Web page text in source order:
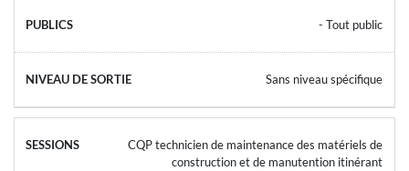
- Tout public
Sans niveau spécifique
CQP technicien de maintenance des matériels de
construction et de manutention itinérant